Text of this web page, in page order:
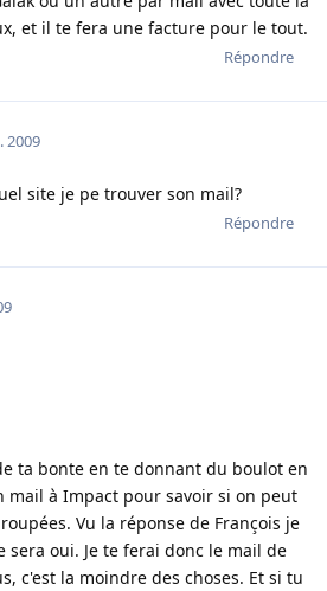
et il te fera une facture pour le tout.
Répondre
2009
site je pe trouver son mail?
Répondre
ta bonte en te donnant du boulot en
mail à Impact pour savoir si on peut
Vu la réponse de François je
sera oui. Je te ferai donc le mail de
c'est la moindre des choses. Et si tu